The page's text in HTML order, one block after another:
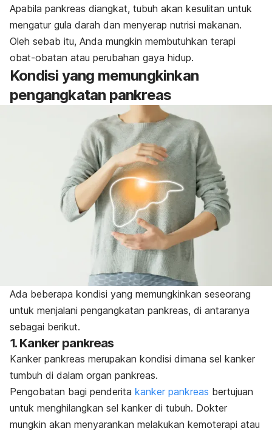
Apabila pankreas diangkat, tubuh akan kesulitan untuk
mengatur gula darah dan menyerap nutrisi makanan.
Oleh sebab itu, Anda mungkin membutuhkan terapi
obat-obatan atau perubahan gaya hidup.
Kondisi yang memungkinkan
pengangkatan pankreas
Ada beberapa kondisi yang memungkinkan seseorang
untuk menjalani pengangkatan pankreas, di antaranya
sebagai berikut.
1. Kanker pankreas
Kanker pankreas merupakan kondisi dimana sel kanker
tumbuh di dalam organ pankreas.
Pengobatan bagi penderita kanker pankreas bertujuan
untuk menghilangkan sel kanker di tubuh. Dokter
mungkin akan menyarankan melakukan kemoterapi atau